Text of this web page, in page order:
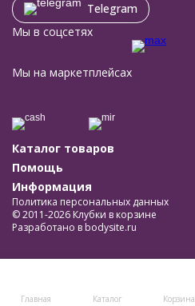
Главная Каталог Корзина
Telegram
Мы в соцсетях
Мы на маркетплейсах
Каталог товаров
Помощь
Информация
Политика персональных данных
© 2011-2026 Клубки в корзине
Разработано в bodysite.ru